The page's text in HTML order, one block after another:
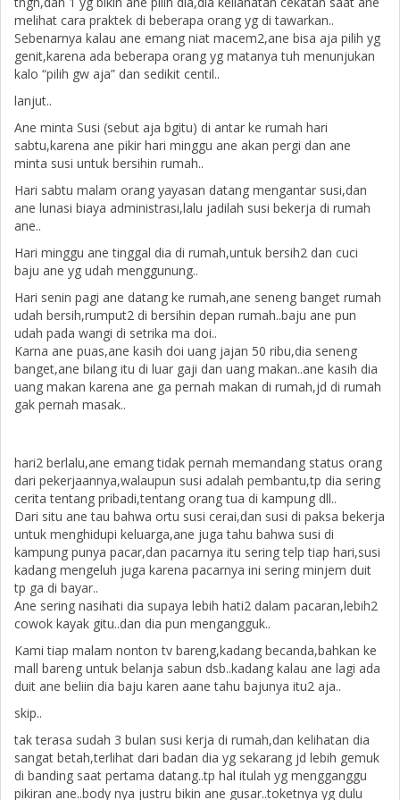
melihat cara praktek di beberapa orang yg di tawarkan..
Sebenarnya kalau ane emang niat macem2,ane bisa aja pilih yg
genit,karena ada beberapa orang yg matanya tuh menunjukan
kalo “pilih gw aja” dan sedikit centil..
lanjut..
Ane minta Susi (sebut aja bgitu) di antar ke rumah hari
sabtu,karena ane pikir hari minggu ane akan pergi dan ane
minta susi untuk bersihin rumah..
Hari sabtu malam orang yayasan datang mengantar susi,dan
ane lunasi biaya administrasi,lalu jadilah susi bekerja di rumah
ane..
Hari minggu ane tinggal dia di rumah,untuk bersih2 dan cuci
baju ane yg udah menggunung..
Hari senin pagi ane datang ke rumah,ane seneng banget rumah
udah bersih,rumput2 di bersihin depan rumah..baju ane pun
udah pada wangi di setrika ma doi..
Karna ane puas,ane kasih doi uang jajan 50 ribu,dia seneng
banget,ane bilang itu di luar gaji dan uang makan..ane kasih dia
uang makan karena ane ga pernah makan di rumah,jd di rumah
gak pernah masak..
hari2 berlalu,ane emang tidak pernah memandang status orang
dari pekerjaannya,walaupun susi adalah pembantu,tp dia sering
cerita tentang pribadi,tentang orang tua di kampung dll..
Dari situ ane tau bahwa ortu susi cerai,dan susi di paksa bekerja
untuk menghidupi keluarga,ane juga tahu bahwa susi di
kampung punya pacar,dan pacarnya itu sering telp tiap hari,susi
kadang mengeluh juga karena pacarnya ini sering minjem duit
tp ga di bayar..
Ane sering nasihati dia supaya lebih hati2 dalam pacaran,lebih2
cowok kayak gitu..dan dia pun mengangguk..
Kami tiap malam nonton tv bareng,kadang becanda,bahkan ke
mall bareng untuk belanja sabun dsb..kadang kalau ane lagi ada
duit ane beliin dia baju karen aane tahu bajunya itu2 aja..
skip..
tak terasa sudah 3 bulan susi kerja di rumah,dan kelihatan dia
sangat betah,terlihat dari badan dia yg sekarang jd lebih gemuk
di banding saat pertama datang..tp hal itulah yg mengganggu
pikiran ane..body nya justru bikin ane gusar..toketnya yg dulu